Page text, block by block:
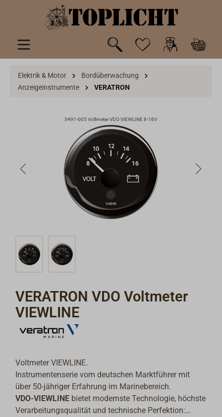
springen
Elektrik & Motor
Bordüberwachung
Anzeigeinstrumente
VERATRON
3491-005 Voltmeter VDO VIEWLINE 8-16V
VERATRON VDO Voltmeter
VIEWLINE
Voltmeter VIEWLINE.
Instrumentenserie vom deutschen Marktführer mit
über 50-jähriger Erfahrung im Marinebereich.
VDO-VIEWLINE bietet modernste Technologie, höchste
Verarbeitungsqualität und technische Perfektion: